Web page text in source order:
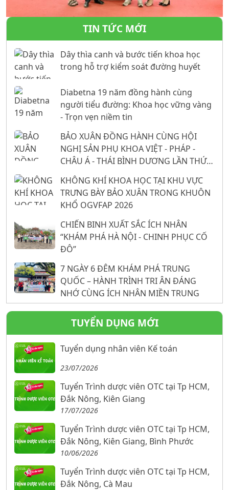
TIN TỨC MỚI
Dây thìa canh và bước tiến khoa học
trong hỗ trợ kiểm soát đường huyết
Diabetna 19 năm đồng hành cùng
người tiểu đường: Khoa học vững vàng
- Trọn vẹn niềm tin
BẢO XUÂN ĐỒNG HÀNH CÙNG HỘI
NGHỊ SẢN PHỤ KHOA VIỆT - PHÁP -
CHÂU Á - THÁI BÌNH DƯƠNG LẦN THỨ
26: 16 NĂM KHẲNG ĐỊNH VỊ THẾ TỪ
NỀN TẢNG KHOA HỌC
KHÔNG KHÍ KHOA HỌC TẠI KHU VỰC
TRƯNG BÀY BẢO XUÂN TRONG KHUÔN
KHỔ OGVFAP 2026
CHIẾN BINH XUẤT SẮC ÍCH NHÂN
“KHÁM PHÁ HÀ NỘI - CHINH PHỤC CỐ
ĐÔ”
7 NGÀY 6 ĐÊM KHÁM PHÁ TRUNG
QUỐC – HÀNH TRÌNH TRI ÂN ĐÁNG
NHỚ CÙNG ÍCH NHÂN MIỀN TRUNG
TUYỂN DỤNG MỚI
Tuyển dụng nhân viên Kế toán
23/07/2026
Tuyển Trình dược viên OTC tại Tp HCM,
Đắk Nông, Kiên Giang
17/07/2026
Tuyển Trình dược viên OTC tại Tp HCM,
Đắk Nông, Kiên Giang, Bình Phước
10/06/2026
Tuyển Trình dược viên OTC tại Tp HCM,
Đắk Nông, Cà Mau